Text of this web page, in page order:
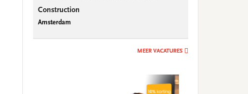
Construction
Amsterdam
MEER VACATURES